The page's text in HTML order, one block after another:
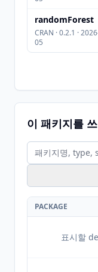
randomForest
CRAN · 0.2.1 ·
05
이 패키지를
PACKAGE
표시할